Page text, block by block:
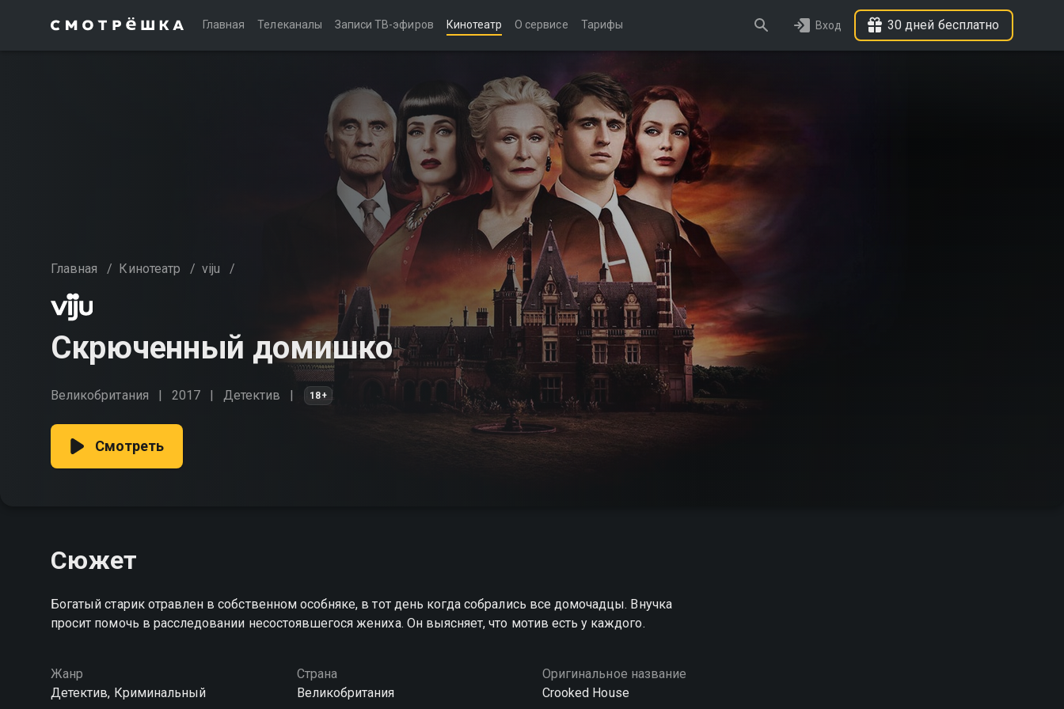
Главная Телеканалы Записи ТВ-эфиров Кинотеатр О сервисе Тарифы Вход 30 дней бесплатно
Главная / Кинотеатр / viju /
Скрюченный домишко
Великобритания 2017 Детектив 18+
Смотреть
Сюжет
Богатый старик отравлен в собственном особняке, в тот день когда собрались все домочадцы. Внучка
просит помочь в расследовании несостоявшегося жениха. Он выясняет, что мотив есть у каждого.
Жанр
Детектив, Криминальный
Страна
Великобритания
Оригинальное название
Crooked House